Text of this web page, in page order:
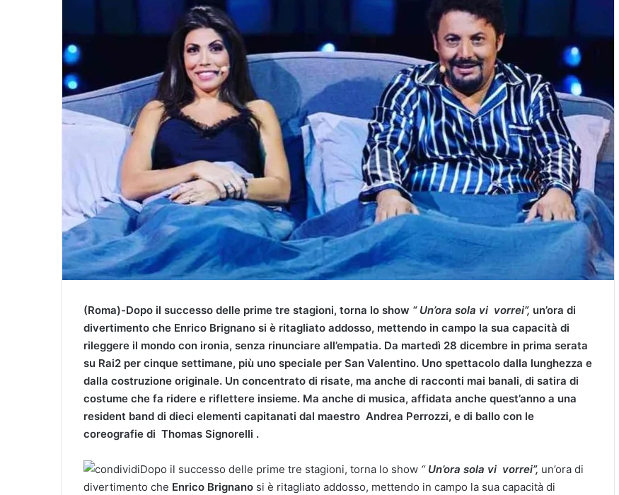
m
l
(Roma)-Dopo il successo delle prime tre stagioni, torna lo show “ Un’ora sola vi vorrei”, un’ora di
divertimento che Enrico Brignano si è ritagliato addosso, mettendo in campo la sua capacità di
rileggere il mondo con ironia, senza rinunciare all’empatia. Da martedì 28 dicembre in prima serata
su Rai2 per cinque settimane, più uno speciale per San Valentino. Uno spettacolo dalla lunghezza e
dalla costruzione originale. Un concentrato di risate, ma anche di racconti mai banali, di satira di
costume che fa ridere e riflettere insieme. Ma anche di musica, affidata anche quest’anno a una
resident band di dieci elementi capitanati dal maestro Andrea Perrozzi, e di ballo con le
coreografie di Thomas Signorelli .
Dopo il successo delle prime tre stagioni, torna lo show “ Un’ora sola vi vorrei”, un’ora di
divertimento che Enrico Brignano si è ritagliato addosso, mettendo in campo la sua capacità di